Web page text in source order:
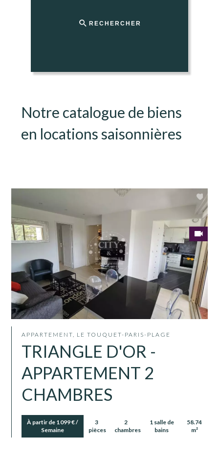
Notre catalogue de biens
en locations saisonnières
APPARTEMENT, LE TOUQUET-PARIS-PLAGE
TRIANGLE D'OR -
APPARTEMENT 2
CHAMBRES
À partir de 1 099 € /
Semaine
3
pièces
2
chambres
1 salle de
bains
58.74
m²
RECHERCHER